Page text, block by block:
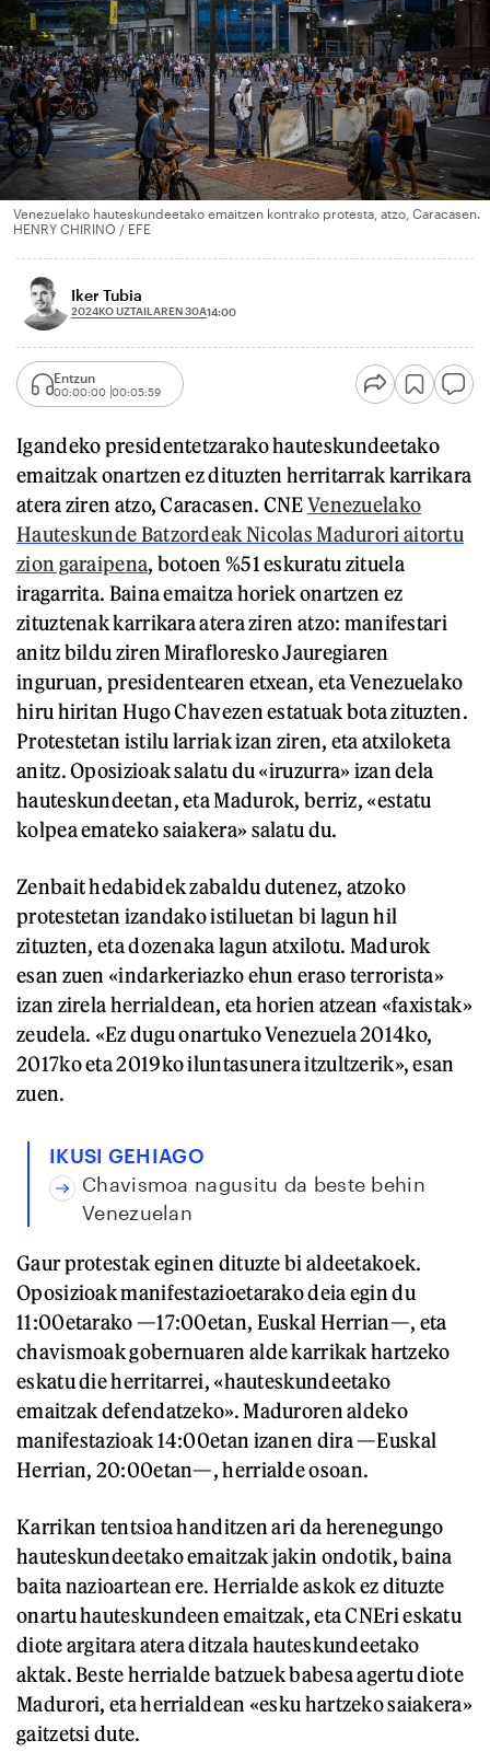
Venezuelako hauteskundeetako emaitzen kontrako protesta, atzo, Caracasen.
HENRY CHIRINO / EFE
Iker Tubia
2024KO UZTAILAREN 30A14:00
Entzun
00:00:00 00:05:59
Igandeko presidentetzarako hauteskundeetako
emaitzak onartzen ez dituzten herritarrak karrikara
atera ziren atzo, Caracasen. CNEVenezuelako
Hauteskunde Batzordeak Nicolas Madurori aitortu
zion garaipena, botoen %51 eskuratu zituela
iragarrita. Baina emaitza horiek onartzen ez
zituztenak karrikara atera ziren atzo: manifestari
anitz bildu ziren Mirafloresko Jauregiaren
inguruan, presidentearen etxean, eta Venezuelako
hiru hiritan Hugo Chavezen estatuak bota zituzten.
Protestetan istilu larriak izan ziren, eta atxiloketa
anitz. Oposizioak salatu du «iruzurra» izan dela
hauteskundeetan, eta Madurok, berriz, «estatu
kolpea emateko saiakera» salatu du.
Zenbait hedabidek zabaldu dutenez, atzoko
protestetan izandako istiluetan bi lagun hil
zituzten, eta dozenaka lagun atxilotu. Madurok
esan zuen «indarkeriazko ehun eraso terrorista»
izan zirela herrialdean, eta horien atzean «faxistak»
zeudela. «Ez dugu onartuko Venezuela 2014ko,
2017ko eta 2019ko iluntasunera itzultzerik», esan
zuen.
IKUSI GEHIAGO
Chavismoa nagusitu da beste behin
Venezuelan
Gaur protestak eginen dituzte bi aldeetakoek.
Oposizioak manifestazioetarako deia egin du
11:00etarako —17:00etan, Euskal Herrian—, eta
chavismoak gobernuaren alde karrikak hartzeko
eskatu die herritarrei, «hauteskundeetako
emaitzak defendatzeko». Maduroren aldeko
manifestazioak 14:00etan izanen dira —Euskal
Herrian, 20:00etan—, herrialde osoan.
Karrikan tentsioa handitzen ari da herenegungo
hauteskundeetako emaitzak jakin ondotik, baina
baita nazioartean ere. Herrialde askok ez dituzte
onartu hauteskundeen emaitzak, eta CNEri eskatu
diote argitara atera ditzala hauteskundeetako
aktak. Beste herrialde batzuek babesa agertu diote
Madurori, eta herrialdean «esku hartzeko saiakera»
gaitzetsi dute.